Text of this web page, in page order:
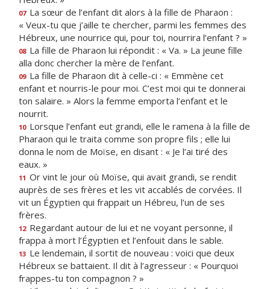
07 La sœur de l’enfant dit alors à la fille de Pharaon :
« Veux-tu que j’aille te chercher, parmi les femmes des
Hébreux, une nourrice qui, pour toi, nourrira l’enfant ? »
08 La fille de Pharaon lui répondit : « Va. » La jeune fille
alla donc chercher la mère de l’enfant.
09 La fille de Pharaon dit à celle-ci : « Emmène cet
enfant et nourris-le pour moi. C’est moi qui te donnerai
ton salaire. » Alors la femme emporta l’enfant et le
nourrit.
10 Lorsque l’enfant eut grandi, elle le ramena à la fille de
Pharaon qui le traita comme son propre fils ; elle lui
donna le nom de Moïse, en disant : « Je l’ai tiré des
eaux. »
11 Or vint le jour où Moïse, qui avait grandi, se rendit
auprès de ses frères et les vit accablés de corvées. Il
vit un Égyptien qui frappait un Hébreu, l’un de ses
frères.
12 Regardant autour de lui et ne voyant personne, il
frappa à mort l’Égyptien et l’enfouit dans le sable.
13 Le lendemain, il sortit de nouveau : voici que deux
Hébreux se battaient. Il dit à l’agresseur : « Pourquoi
frappes-tu ton compagnon ? »